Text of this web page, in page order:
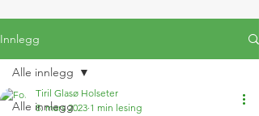
Innlegg
Alle innlegg
Alle innlegg
Tiril Glasø Holseter
8. mars 2023 1 min lesing